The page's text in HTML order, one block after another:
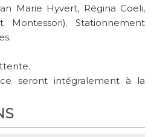
Marie Hyvert, Régina Coeli,
Montessori). Stationnement
seront intégralement à la